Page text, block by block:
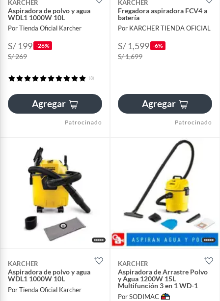
KARCHER
Aspiradora de polvo y agua
WDL1 1000W 10L
Por Tienda Oficial Karcher
S/ 199 -26%
S/ 269
(8)
Agregar
Patrocinado
KARCHER
Fregadora aspiradora FCV4 a
batería
Por KARCHER TIENDA OFICIAL
S/ 1,599 -6%
S/ 1,699
Agregar
Patrocinado
KARCHER
Aspiradora de polvo y agua
WDL1 1000W 10L
Por Tienda Oficial Karcher
KARCHER
Aspiradora de Arrastre Polvo
y Agua 1200W 15L
Multifunción 3 en 1 WD-1
Por SODIMAC